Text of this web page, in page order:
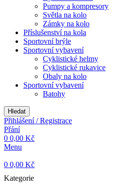
Pumpy a kompresory
Světla na kolo
Zámky na kolo
Příslušenství na kola
Sportovní brýle
Sportovní vybavení
Cyklistické helmy
Cyklistické rukavice
Obaly na kolo
Sportovní vybavení
Batohy
Hledat
Přihlášení / Registrace
Přání
0 0,00 Kč
Menu
0 0,00 Kč
Kategorie